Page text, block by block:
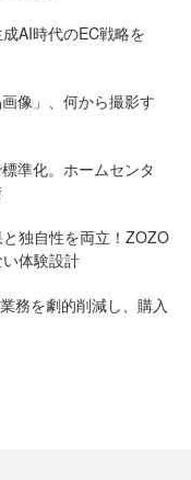
AI時代のEC戦略を
像」、何から撮影す
準化。ホームセンタ
と独自性を両立！ZOZO
体験設計
務を劇的削減し、購入